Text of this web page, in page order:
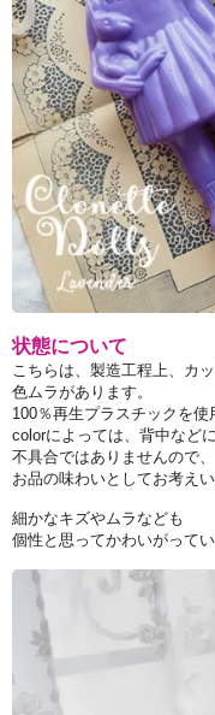
状態について
こちらは、製造工程上、カ
色ムラがあります。
100％再生プラスチックを使
colorによっては、背中など
不具合ではありませんので、
お品の味わいとしてお考え
細かなキズやムラなども
個性と思ってかわいがって